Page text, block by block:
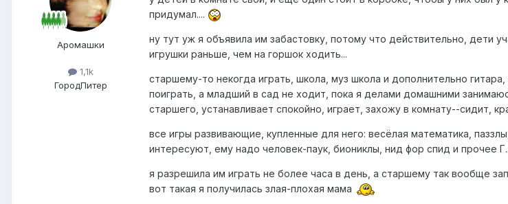
Аромашки
1,1k
ГородПитер
придумал....
ну тут уж я объявила им забастовку, потому что действительно, дети
игрушки раньше, чем на горшок ходить...
старшему-то некогда играть, школа, муз школа и дополнительно
поиграть, а младший в сад не ходит, пока я делами домашними
старшего, устанавливает спокойно, играет, захожу в комнату--сидит,
все игры развивающие, купленные для него: весёлая математика,
интересуют, ему надо человек-паук, биониклы, нид фор спид и прочее
я разрешила им играть не более часа в день, а старшему так вообще
вот такая я получилась злая-плохая мама